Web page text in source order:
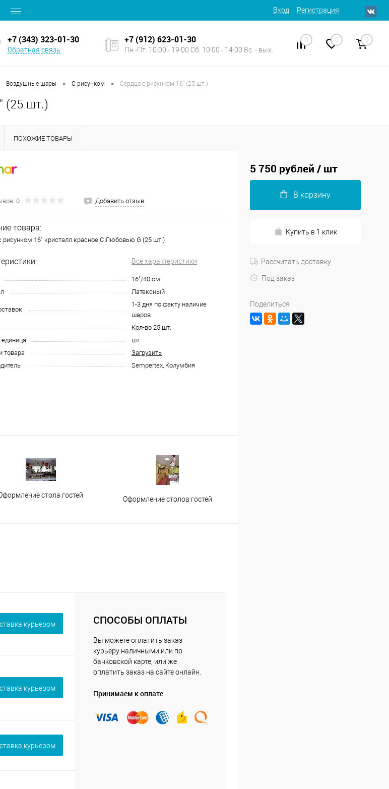
Вход Регистрация
+7 (343) 323-01-30
Обратная связь
+7 (912) 623-01-30
Пн.-Пт. 10:00 - 19:00 Сб. 10:00 - 14:00 Вс. - вых.
0 0 0
Воздушные шары • С рисунком • Сердца с рисунком 16" (25 шт.)
(25 шт.)
ПОХОЖИЕ ТОВАРЫ
0 Добавить отзыв
товара:
рисунком 16" кристалл красное С Любовью G (25 шт.)
Все характеристики
16"/40 см
Латексный
1-3 дня по факту наличие
шаров
Кол-во 25 шт.
шт
товара
Загрузить
Sempertex, Колумбия
стола гостей Оформление столов гостей
курьером
курьером
курьером
СПОСОБЫ ОПЛАТЫ
Вы можете оплатить заказ
курьеру наличными или по
банковской карте, или же
оплатить заказ на сайте онлайн.
Принимаем к оплате
5 750 рублей / шт
В корзину
Купить в 1 клик
Рассчитать доставку
Под заказ
Поделиться